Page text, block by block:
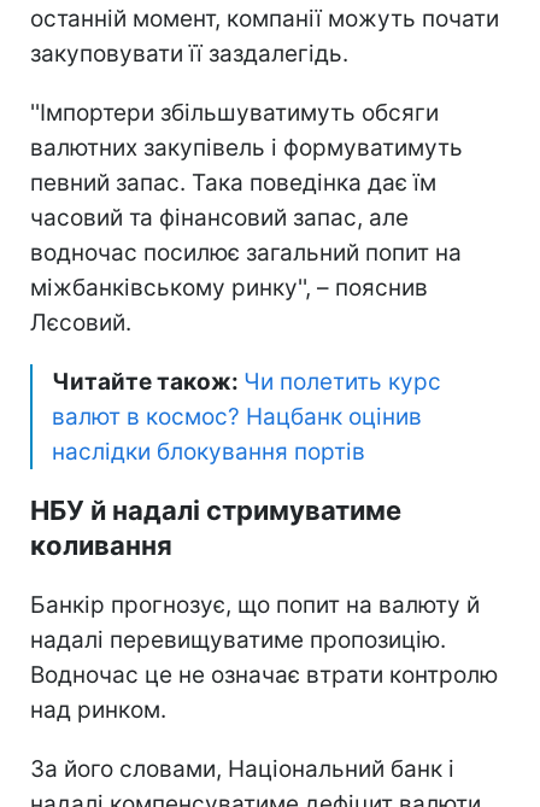
останній момент, компанії можуть почати
закуповувати її заздалегідь.
''Імпортери збільшуватимуть обсяги
валютних закупівель і формуватимуть
певний запас. Така поведінка дає їм
часовий та фінансовий запас, але
водночас посилює загальний попит на
міжбанківському ринку'', – пояснив
Лєсовий.
Читайте також: Чи полетить курс
валют в космос? Нацбанк оцінив
наслідки блокування портів
НБУ й надалі стримуватиме
коливання
Банкір прогнозує, що попит на валюту й
надалі перевищуватиме пропозицію.
Водночас це не означає втрати контролю
над ринком.
За його словами, Національний банк і